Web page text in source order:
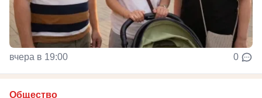
вчера в 19:00 0
Общество